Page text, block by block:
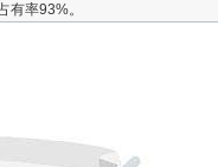
有率93%。